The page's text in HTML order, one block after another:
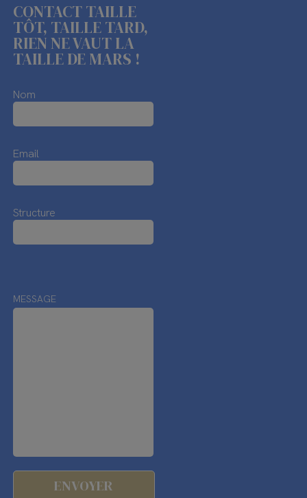
CONTACT TAILLE
TÔT, TAILLE TARD,
RIEN NE VAUT LA
TAILLE DE MARS !
Nom
Email
Structure
MESSAGE